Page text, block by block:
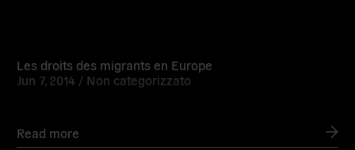
Les droits des migrants en Europe
Jun 7, 2014 / Non categorizzato
Read more